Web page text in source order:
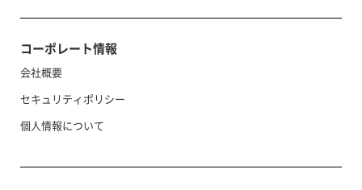
コーポレート情報
会社概要
セキュリティポリシー
個人情報について